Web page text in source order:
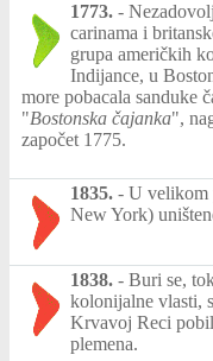
1773. -
carinama i
grupa američkih
Indijance, u
more pobacala sanduke
"Bostonska čajanka",
započet 1775.
1835. - U velikom
New York)
1838. - Buri se,
kolonijalne vlasti,
Krvavoj Reci
plemena.